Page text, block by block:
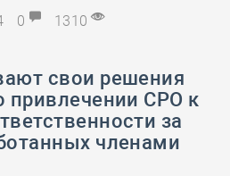
0 1310
свои решения
привлечении СРО к
за
членами